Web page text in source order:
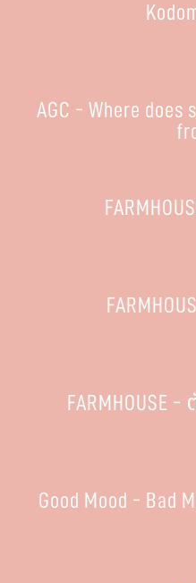
AGC - Where does
FARMHOUSE
Good Mood - Bad